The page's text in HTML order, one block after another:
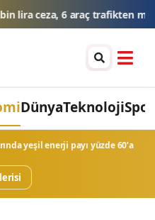
tüm zamanların yolcu
DünyaTeknolojiSpor
yeşil enerji payı yüzde 60’a